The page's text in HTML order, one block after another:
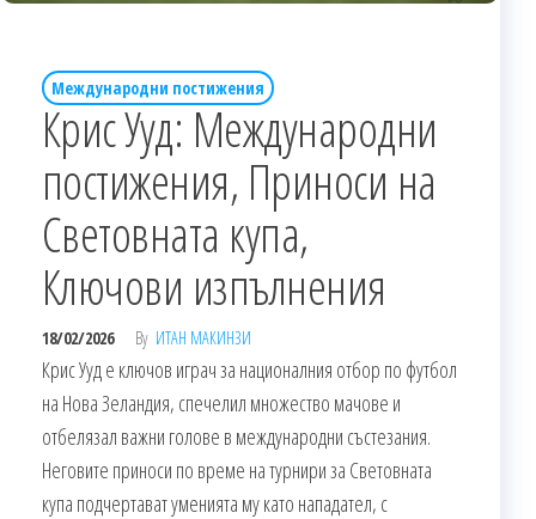
Международни постижения
Крис Ууд: Международни
постижения, Приноси на
Световната купа,
Ключови изпълнения
18/02/2026 By ИТАН МАКИНЗИ
Крис Ууд е ключов играч за националния отбор по футбол
на Нова Зеландия, спечелил множество мачове и
отбелязал важни голове в международни състезания.
Неговите приноси по време на турнири за Световната
купа подчертават уменията му като нападател, с